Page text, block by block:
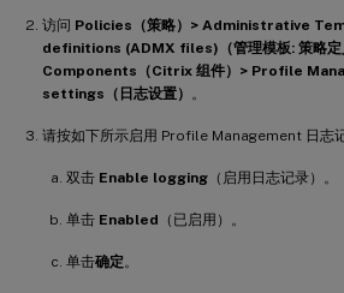
访问 Policies（策略）> Administrative
definitions (ADMX files)（管理模板: 策略
Components（Citrix 组件）> Profile
settings（日志设置）
。
请按如下所示启用 Profile Management 日志
双击 Enable logging （启用日志记录）。
单击 Enabled （已启用）。
单击确定 。